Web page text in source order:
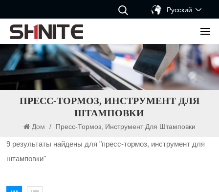
Русский
ПРЕСС-ТОРМОЗ, ИНСТРУМЕНТ ДЛЯ
ШТАМПОВКИ
Дом / Пресс-Тормоз, Инструмент Для Штамповки
9 результаты найдены для "пресс-тормоз, инструмент для
штамповки"